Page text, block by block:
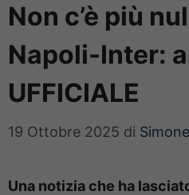
Non c’è più
Napoli-Inter:
UFFICIALE
19 Ottobre 2025 di
Una notizia che ha